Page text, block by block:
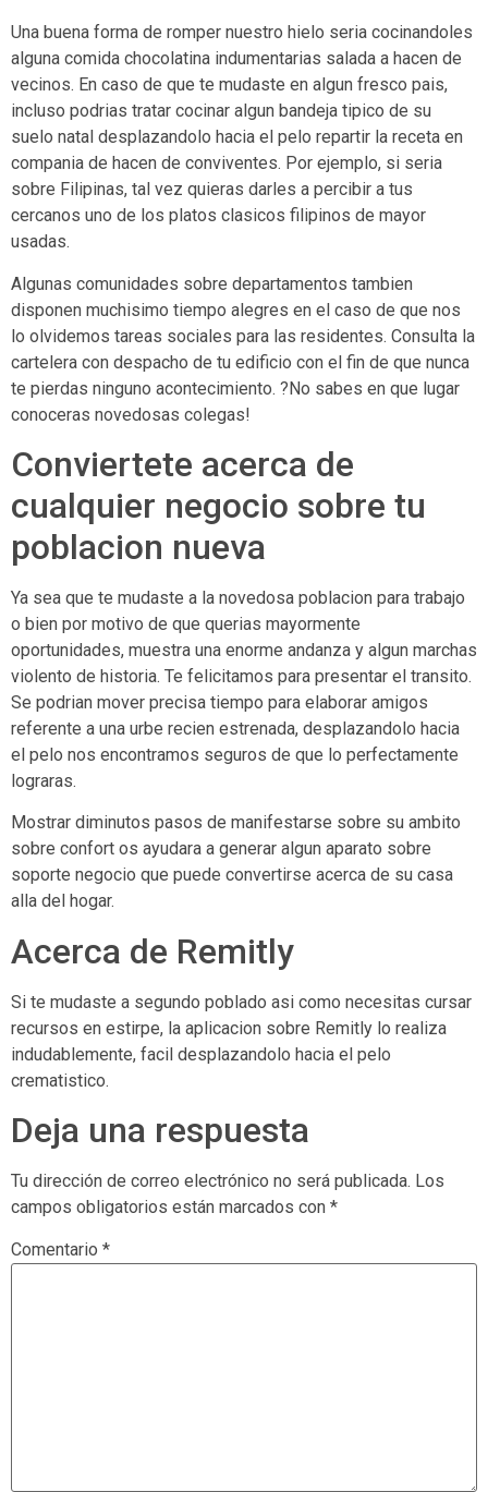
Una buena forma de romper nuestro hielo seri­a cocinandoles
alguna comida chocolatina indumentarias salada a hacen de
vecinos. En caso de que te mudaste en algun fresco pais,
incluso podrias tratar cocinar algun bandeja tipico de su
suelo natal desplazandolo hacia el pelo repartir la receta en
compania de hacen de conviventes. Por ejemplo, si seri­a
sobre Filipinas, tal vez quieras darles a percibir a tus
cercanos uno de los platos clasicos filipinos de mayor
usadas.
Algunas comunidades sobre departamentos tambien
disponen muchisimo tiempo alegres en el caso de que nos
lo olvidemos tareas sociales para las residentes. Consulta la
cartelera con despacho de tu edificio con el fin de que nunca
te pierdas ninguno acontecimiento. ?No sabes en que lugar
conoceras novedosas colegas!
Conviertete acerca de
cualquier negocio sobre tu
poblacion nueva
Ya sea que te mudaste a la novedosa poblacion para trabajo
o bien por motivo de que querias mayormente
oportunidades, muestra una enorme andanza y algun marchas
violento de historia. Te felicitamos para presentar el transito.
Se podri­an mover precisa tiempo para elaborar amigos
referente a una urbe recien estrenada, desplazandolo hacia
el pelo nos encontramos seguros de que lo perfectamente
lograras.
Mostrar diminutos pasos de manifestarse sobre su ambito
sobre confort os ayudara a generar algun aparato sobre
soporte negocio que puede convertirse acerca de su casa
alla del hogar.
Acerca de Remitly
Si te mudaste a segundo poblado asi­ como necesitas cursar
recursos en estirpe, la aplicacion sobre Remitly lo realiza
indudablemente, facil desplazandolo hacia el pelo
crematistico.
Deja una respuesta
Tu dirección de correo electrónico no será publicada. Los
campos obligatorios están marcados con *
Comentario *